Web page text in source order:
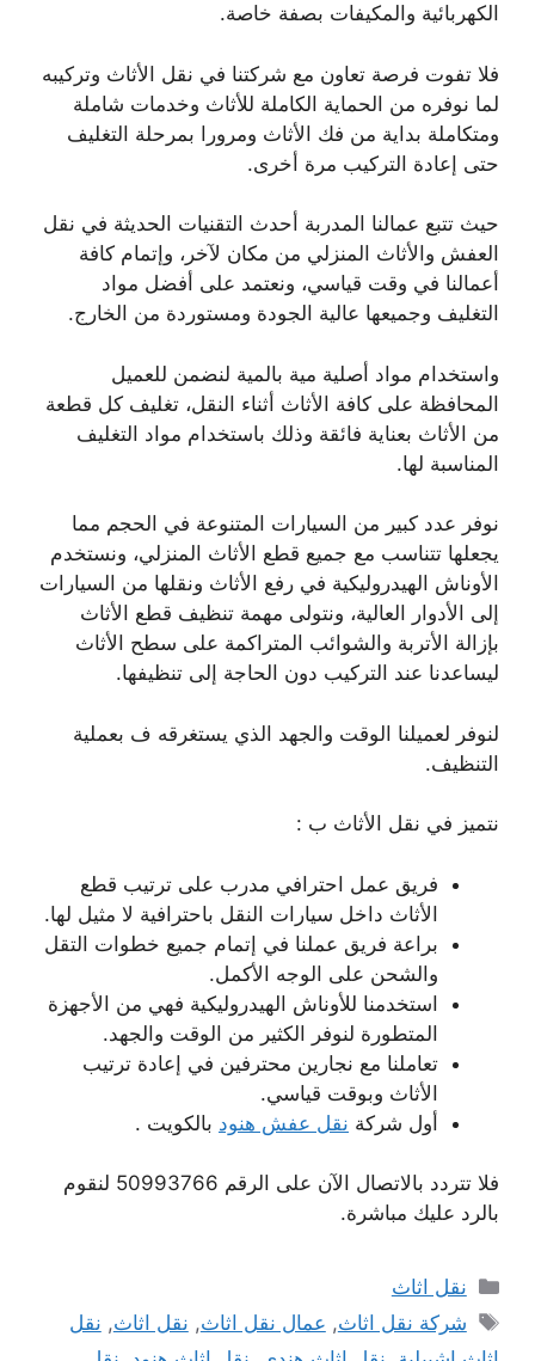
الكهربائية والمكيفات بصفة خاصة.
فلا تفوت فرصة تعاون مع شركتنا في نقل الأثاث وتركيبه
لما نوفره من الحماية الكاملة للأثاث وخدمات شاملة
ومتكاملة بداية من فك الأثاث ومرورا بمرحلة التغليف
حتى إعادة التركيب مرة أخرى.
حيث تتبع عمالنا المدربة أحدث التقنيات الحديثة في نقل
العفش والأثاث المنزلي من مكان لآخر، وإتمام كافة
أعمالنا في وقت قياسي، ونعتمد على أفضل مواد
التغليف وجميعها عالية الجودة ومستوردة من الخارج.
واستخدام مواد أصلية مية بالمية لنضمن للعميل
المحافظة على كافة الأثاث أثناء النقل، تغليف كل قطعة
من الأثاث بعناية فائقة وذلك باستخدام مواد التغليف
المناسبة لها.
نوفر عدد كبير من السيارات المتنوعة في الحجم مما
يجعلها تتناسب مع جميع قطع الأثاث المنزلي، ونستخدم
الأوناش الهيدروليكية في رفع الأثاث ونقلها من السيارات
إلى الأدوار العالية، ونتولى مهمة تنظيف قطع الأثاث
بإزالة الأتربة والشوائب المتراكمة على سطح الأثاث
ليساعدنا عند التركيب دون الحاجة إلى تنظيفها.
لنوفر لعميلنا الوقت والجهد الذي يستغرقه ف بعملية
التنظيف.
نتميز في نقل الأثاث ب :
فريق عمل احترافي مدرب على ترتيب قطع
الأثاث داخل سيارات النقل باحترافية لا مثيل لها.
براعة فريق عملنا في إتمام جميع خطوات التقل
والشحن على الوجه الأكمل.
استخدمنا للأوناش الهيدروليكية فهي من الأجهزة
المتطورة لنوفر الكثير من الوقت والجهد.
تعاملنا مع نجارين محترفين في إعادة ترتيب
الأثاث وبوقت قياسي.
أول شركة نقل عفش هنود بالكويت .
فلا تتردد بالاتصال الآن على الرقم 50993766 لنقوم
بالرد عليك مباشرة.
التصنيفات
نقل اثاث
الوسوم
شركة نقل اثاث, عمال نقل اثاث, نقل اثاث, نقل